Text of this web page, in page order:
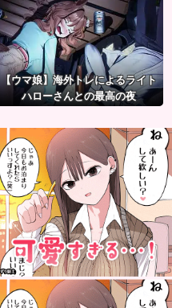
【ウマ娘】海外トレによるライト
ハローさんとの最高の夜